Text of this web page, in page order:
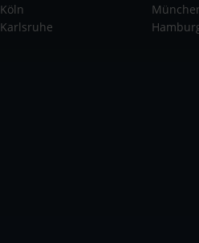
Köln
Karlsruhe